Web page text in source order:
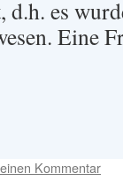
es
Eine
Kommentar